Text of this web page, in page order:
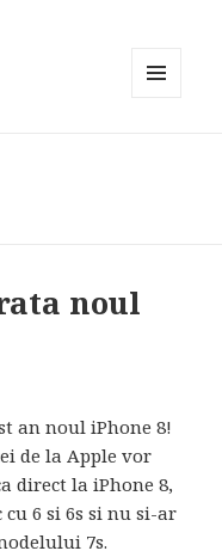
noul
an noul iPhone 8!
de la Apple vor
direct la iPhone 8,
6 si 6s si nu si-ar
7s.